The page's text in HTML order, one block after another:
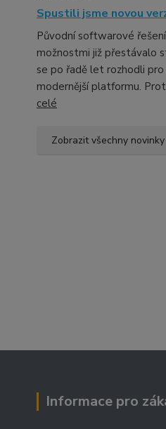
Spustili jsme novou
Původní softwarové
možnostmi již přestávalo
se po řadě let rozhodli pro
modernější platformu.
celé
Zobrazit všechny novinky
Informace pro